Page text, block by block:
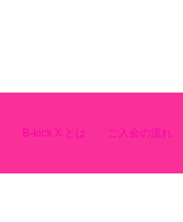
B-kick X とは ご入会の流れ